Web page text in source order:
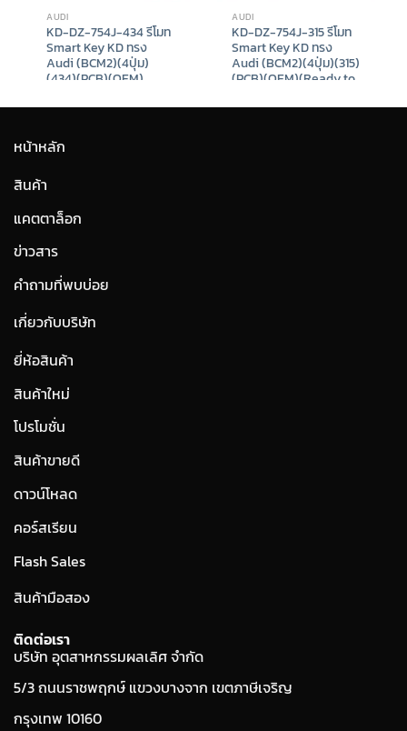
AUDI
KD-DZ-754J-434 รีโมท
Smart Key KD ทรง
Audi (BCM2)(4ปุ่ม)
(434)(PCB)(OEM)
฿980
AUDI
KD-DZ-754J-315 รีโมท
Smart Key KD ทรง
Audi (BCM2)(4ปุ่ม)(315)
(PCB)(OEM)(Ready to
฿980
หน้าหลัก
สินค้า
แคตตาล็อก
ข่าวสาร
คำถามที่พบบ่อย
เกี่ยวกับบริษัท
ยี่ห้อสินค้า
สินค้าใหม่
โปรโมชั่น
สินค้าขายดี
ดาวน์โหลด
คอร์สเรียน
Flash Sales
สินค้ามือสอง
ติดต่อเรา
บริษัท อุตสาหกรรมผลเลิศ จำกัด
5/3 ถนนราชพฤกษ์ แขวงบางจาก เขตภาษีเจริญ
กรุงเทพ 10160